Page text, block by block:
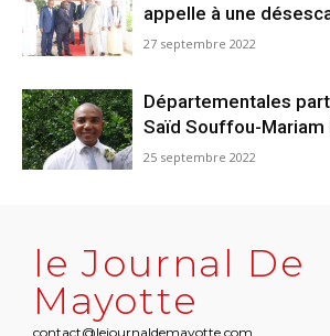
appelle à une
27 septembre 2022
Départementales
Saïd Souffou-Mariam
25 septembre 2022
le Journal De
Mayotte
contact@lejournaldemayotte.com